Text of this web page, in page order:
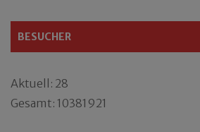
BESUCHER
Aktuell: 28
Gesamt: 10381921